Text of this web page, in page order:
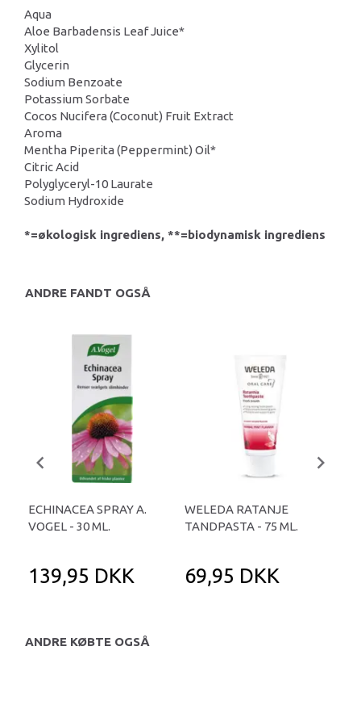
Aqua
Aloe Barbadensis Leaf Juice*
Xylitol
Glycerin
Sodium Benzoate
Potassium Sorbate
Cocos Nucifera (Coconut) Fruit Extract
Aroma
Mentha Piperita (Peppermint) Oil*
Citric Acid
Polyglyceryl-10 Laurate
Sodium Hydroxide
*=økologisk ingrediens, **=biodynamisk ingrediens
ANDRE FANDT OGSÅ
ECHINACEA SPRAY A.
VOGEL - 30 ML.
139,95 DKK
WELEDA RATANJE
TANDPASTA - 75 ML.
69,95 DKK
ANDRE KØBTE OGSÅ